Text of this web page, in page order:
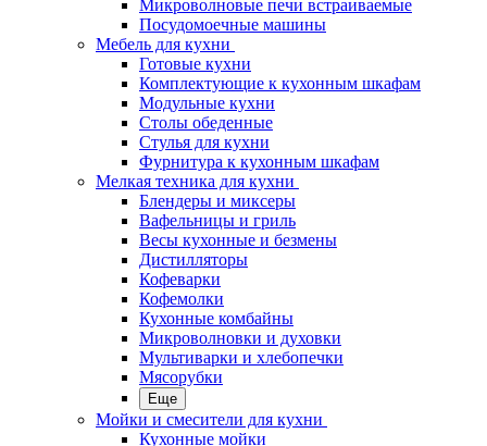
Микроволновые печи встраиваемые
Посудомоечные машины
Мебель для кухни
Готовые кухни
Комплектующие к кухонным шкафам
Модульные кухни
Столы обеденные
Стулья для кухни
Фурнитура к кухонным шкафам
Мелкая техника для кухни
Блендеры и миксеры
Вафельницы и гриль
Весы кухонные и безмены
Дистилляторы
Кофеварки
Кофемолки
Кухонные комбайны
Микроволновки и духовки
Мультиварки и хлебопечки
Мясорубки
Еще
Мойки и смесители для кухни
Кухонные мойки